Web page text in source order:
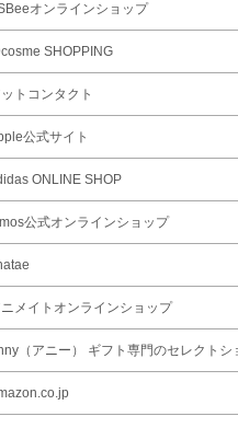
オンラインショップ
SHOPPING
トコンタクト
公式サイト
ONLINE SHOP
公式オンラインショップ
メイトオンラインショップ
（アニー） ギフト専門のセレクトシ